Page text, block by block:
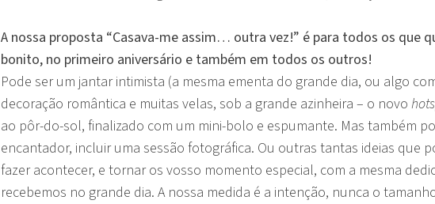
A nossa proposta “Casava-me assim… outra vez!” é para todos os que
bonito, no primeiro aniversário e também em todos os outros!
Pode ser um jantar intimista (a mesma ementa do grande dia, ou algo
decoração romântica e muitas velas, sob a grande azinheira – o novo
ao pôr-do-sol, finalizado com um mini-bolo e espumante. Mas também
encantador, incluir uma sessão fotográfica. Ou outras tantas ideias que
fazer acontecer, e tornar os vosso momento especial, com a mesma
recebemos no grande dia. A nossa medida é a intenção, nunca o